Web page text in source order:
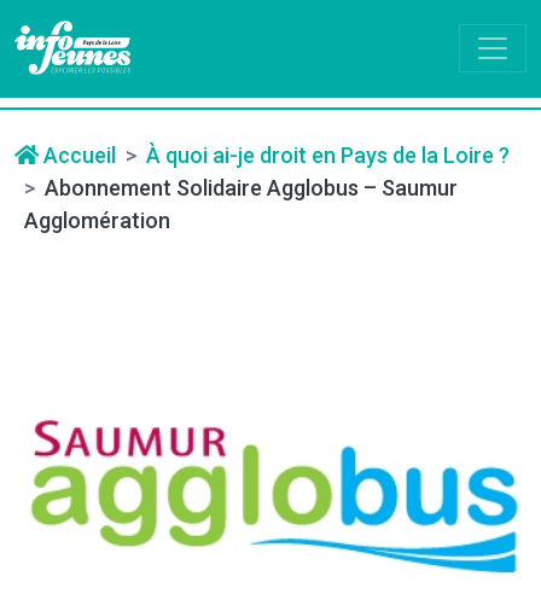
Accueil
À quoi ai-je droit en Pays de la Loire ?
Abonnement Solidaire Agglobus – Saumur
Agglomération